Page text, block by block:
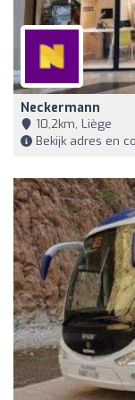
Neckermann
10,2km, Liège
Bekijk adres en